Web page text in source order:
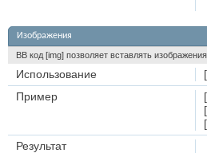
Изображения
BB код [img] позволяет вставлять
Использование
Пример
Результат